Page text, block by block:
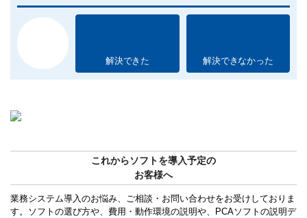
解決できた 解決できなかった
これからソフトを導入予定の
お客様へ
業務システム導入のお悩み、ご相談・お問い合わせをお受けしておりま
す。ソフトの選び方や、費用・動作環境の説明や、PCAソフトの説明デ